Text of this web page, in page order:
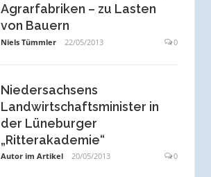
Agrarfabriken – zu Lasten
von Bauern
Niels Tümmler 22/05/2013 0
Niedersachsens
Landwirtschaftsminister in
der Lüneburger
„Ritterakademie“
Autor im Artikel 20/05/2013 0